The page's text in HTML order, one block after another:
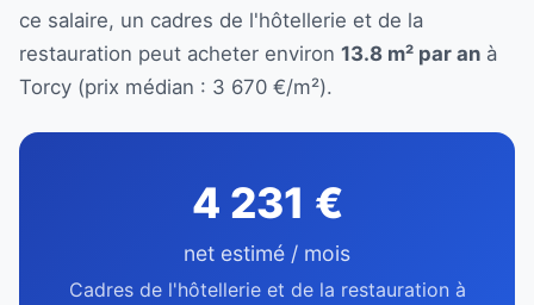
ce salaire, un cadres de l'hôtellerie et de la
restauration peut acheter environ 13.8 m² par an à
Torcy (prix médian : 3 670 €/m²).
4 231 €
net estimé / mois
Cadres de l'hôtellerie et de la restauration à